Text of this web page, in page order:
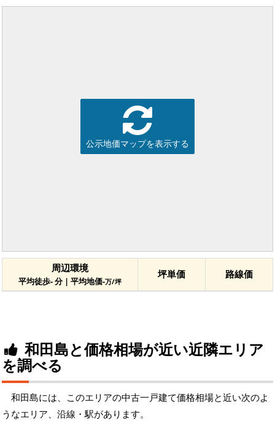
公示地価マップを表示する
周辺環境
平均徒歩- 分 | 平均地価-万/坪
坪単価 路線価
和田島と価格相場が近い近隣エリア
を調べる
和田島には、このエリアの中古一戸建て価格相場と近い次のよ
うなエリア、沿線・駅があります。